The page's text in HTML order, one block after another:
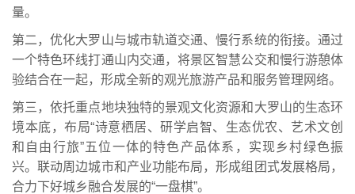
量。
第二，优化大罗山与城市轨道交通、慢行系统的衔接。通过
一个特色环线打通山内交通，将景区智慧公交和慢行游憩体
验结合在一起，形成全新的观光旅游产品和服务管理网络。
第三，依托重点地块独特的景观文化资源和大罗山的生态环
境本底，布局“诗意栖居、研学启智、生态优农、艺术文创
和自由行旅”五位一体的特色产品体系，实现乡村绿色振
兴。联动周边城市和产业功能布局，形成组团式发展格局，
合力下好城乡融合发展的“一盘棋”。